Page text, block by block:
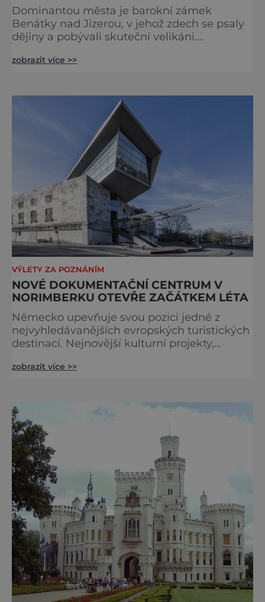
Dominantou města je barokní zámek
Benátky nad Jizerou, v jehož zdech se psaly
dějiny a pobývali skuteční velikáni.
tu prováděl svá slavná astronomická měření
spolupráci s jeho přítelem, slavným Janem
Keplerem. Tímto historickým setkáním je
inspirována i zážitková mobilní detek
zobrazit více >>
VÝLETY ZA POZNÁNÍM
NOVÉ DOKUMENTAČNÍ CENTRUM V
NORIMBERKU OTEVŘE ZAČÁTKEM LÉTA
Německo upevňuje svou pozici jedné z
nejvyhledávanějších evropských turistických
destinací. Nejnovější kulturní projekty,
rekonstrukce historických památek přitahují
moderní zážitky do jedinečné nabídky
turistických míst – přinášíme jejich výběr. Po
přibližně pětileté
zobrazit více >>